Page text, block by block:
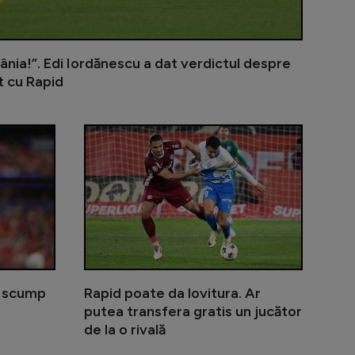
Edi Iordănescu a dat verdictul despre
Rapid
Generației de Aur la FCSB: ”A fost ideea lui MM”
Măldărășanu îi ia apărarea jucătorului amenințat
Real
Rapid poate da lovitura. Ar
putea transfera gratis un jucător
de la o rivală